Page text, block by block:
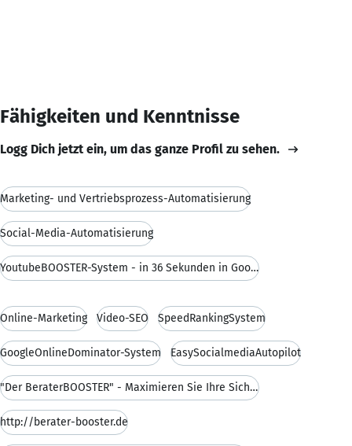
Fähigkeiten und Kenntnisse
Logg Dich jetzt ein, um das ganze Profil zu sehen.
Marketing- und Vertriebsprozess-Automatisierung
Social-Media-Automatisierung
YoutubeBOOSTER-System - in 36 Sekunden in Google a
Online-Marketing Video-SEO SpeedRankingSystem
GoogleOnlineDominator-System EasySocialmediaAutopilot
"Der BeraterBOOSTER" - Maximieren Sie Ihre Sichtba
http://berater-booster.de